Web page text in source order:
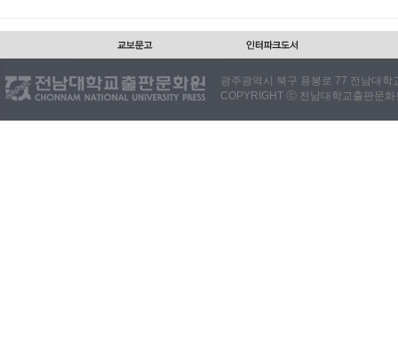
광주광역시 북구 용봉로 77 전남대
COPYRIGHT ⓒ 전남대학교출판문